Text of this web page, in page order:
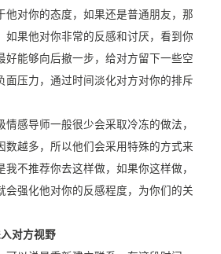
他对你的态度，如果还是普通朋友，那
如果他对你非常的反感和讨厌，看到你
好能够向后撤一步，给对方留下一些空
面压力，通过时间淡化对方对你的排斥
情感导师一般很少会采取冷冻的做法，
数越多，所以他们会采用特殊的方式来
我不推荐你去这样做，如果你这样做，
会强化他对你的反感程度，为你们的关
对方视野